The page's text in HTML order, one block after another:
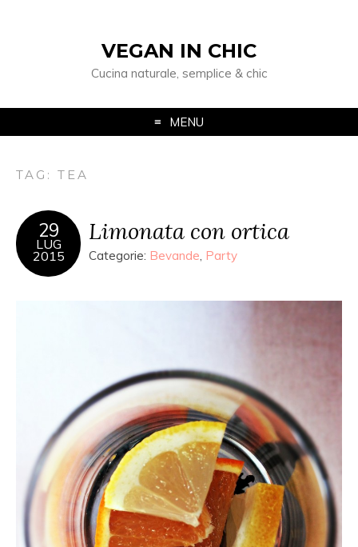
VEGAN IN CHIC
Cucina naturale, semplice & chic
MENU
TAG: TEA
29
LUG
2015
Limonata con ortica
Categorie: Bevande, Party